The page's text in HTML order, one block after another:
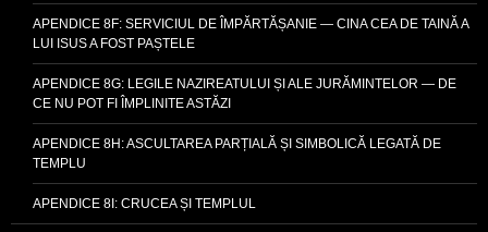
APENDICE 8F: SERVICIUL DE ÎMPĂRTĂȘANIE — CINA CEA DE TAINĂ A
LUI ISUS A FOST PAȘTELE
APENDICE 8G: LEGILE NAZIREATULUI ȘI ALE JURĂMINTELOR — DE
CE NU POT FI ÎMPLINITE ASTĂZI
APENDICE 8H: ASCULTAREA PARȚIALĂ ȘI SIMBOLICĂ LEGATĂ DE
TEMPLU
APENDICE 8I: CRUCEA ȘI TEMPLUL